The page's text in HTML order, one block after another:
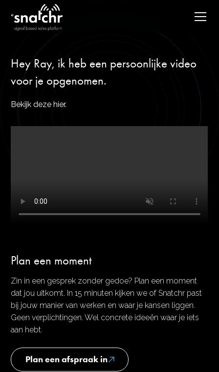
Hey Ray, ik heb een persoonlijke video
voor je opgenomen.
Bekijk deze hier.
Plan een moment
Zin in een gesprek zonder gedoe? Plan een moment
dat jou uitkomt. In 15 minuten kijken we of Snatchr past
bij jouw manier van werken en waar je kansen liggen.
Geen verplichtingen. Wel concrete ideeën waar je iets
aan hebt.
Plan een afspraak in